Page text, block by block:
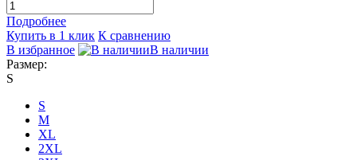
Подробнее
Купить в 1 клик К сравнению
В избранное
В наличии
Размер:
S
S
M
XL
2XL